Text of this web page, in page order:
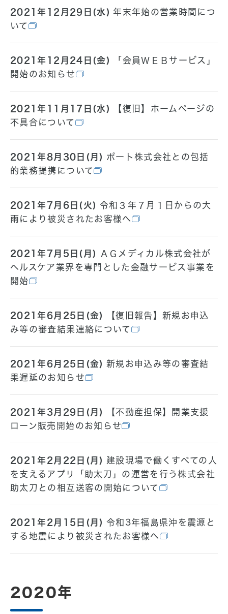
2021年12月29日(水) 年末年始の営業時間につ
いて
2021年12月24日(金)
「会員ＷＥＢサービス」
開始のお知らせ
2021年11月17日(水)
【復旧】ホームページの
不具合について
2021年8月30日(月) ポート株式会社との包括
的業務提携について
2021年7月6日(火) 令和３年７月１日からの大
雨により被災されたお客様へ
2021年7月5日(月)
ＡＧメディカル株式会社が
ヘルスケア業界を専門とした金融サービス事業を
開始
2021年6月25日(金)
【復旧報告】新規お申込
み等の審査結果連絡について
2021年6月25日(金) 新規お申込み等の審査結
果遅延のお知らせ
2021年3月29日(月)
【不動産担保】開業支援
ローン販売開始のお知らせ
2021年2月22日(月) 建設現場で働くすべての人
を支えるアプリ「助太刀」の運営を行う株式会社
助太刀との相互送客の開始について
2021年2月15日(月) 令和3年福島県沖を震源と
する地震により被災されたお客様へ
2020年